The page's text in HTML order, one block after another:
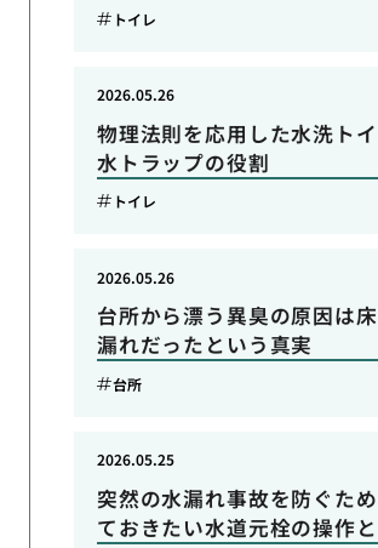
トイレ
物理法則を応用した水洗ト
水トラップの役割
2026.05.26
トイレ
台所から漂う異臭の原因は
漏れだったという真実
2026.05.26
台所
突然の水漏れ事故を防ぐた
ておきたい水道元栓の操作
2026.05.25